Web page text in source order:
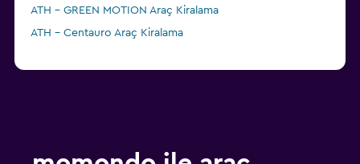
ATH - GREEN MOTION Araç Kiralama
ATH - Centauro Araç Kiralama